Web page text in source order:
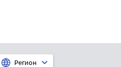
Регион